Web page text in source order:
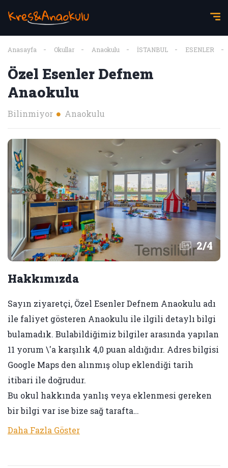
Anasayfa Okullar Anaokulu İSTANBUL ESENLER
Özel Esenler Defnem
Anaokulu
Bilinmiyor Anaokulu
2/4
Hakkımızda
Sayın ziyaretçi, Özel Esenler Defnem Anaokulu adı
ile faliyet gösteren Anaokulu ile ilgili detaylı bilgi
bulamadık. Bulabildiğimiz bilgiler arasında yapılan
11 yorum \'a karşılık 4,0 puan aldığıdır. Adres bilgisi
Google Maps den alınmış olup eklendiği tarih
itibari ile doğrudur.
Bu okul hakkında yanlış veya eklenmesi gereken
bir bilgi var ise bize sağ tarafta…
Daha Fazla Göster